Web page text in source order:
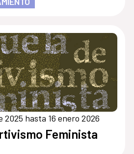
2025 hasta 16 enero 2026
Feminista